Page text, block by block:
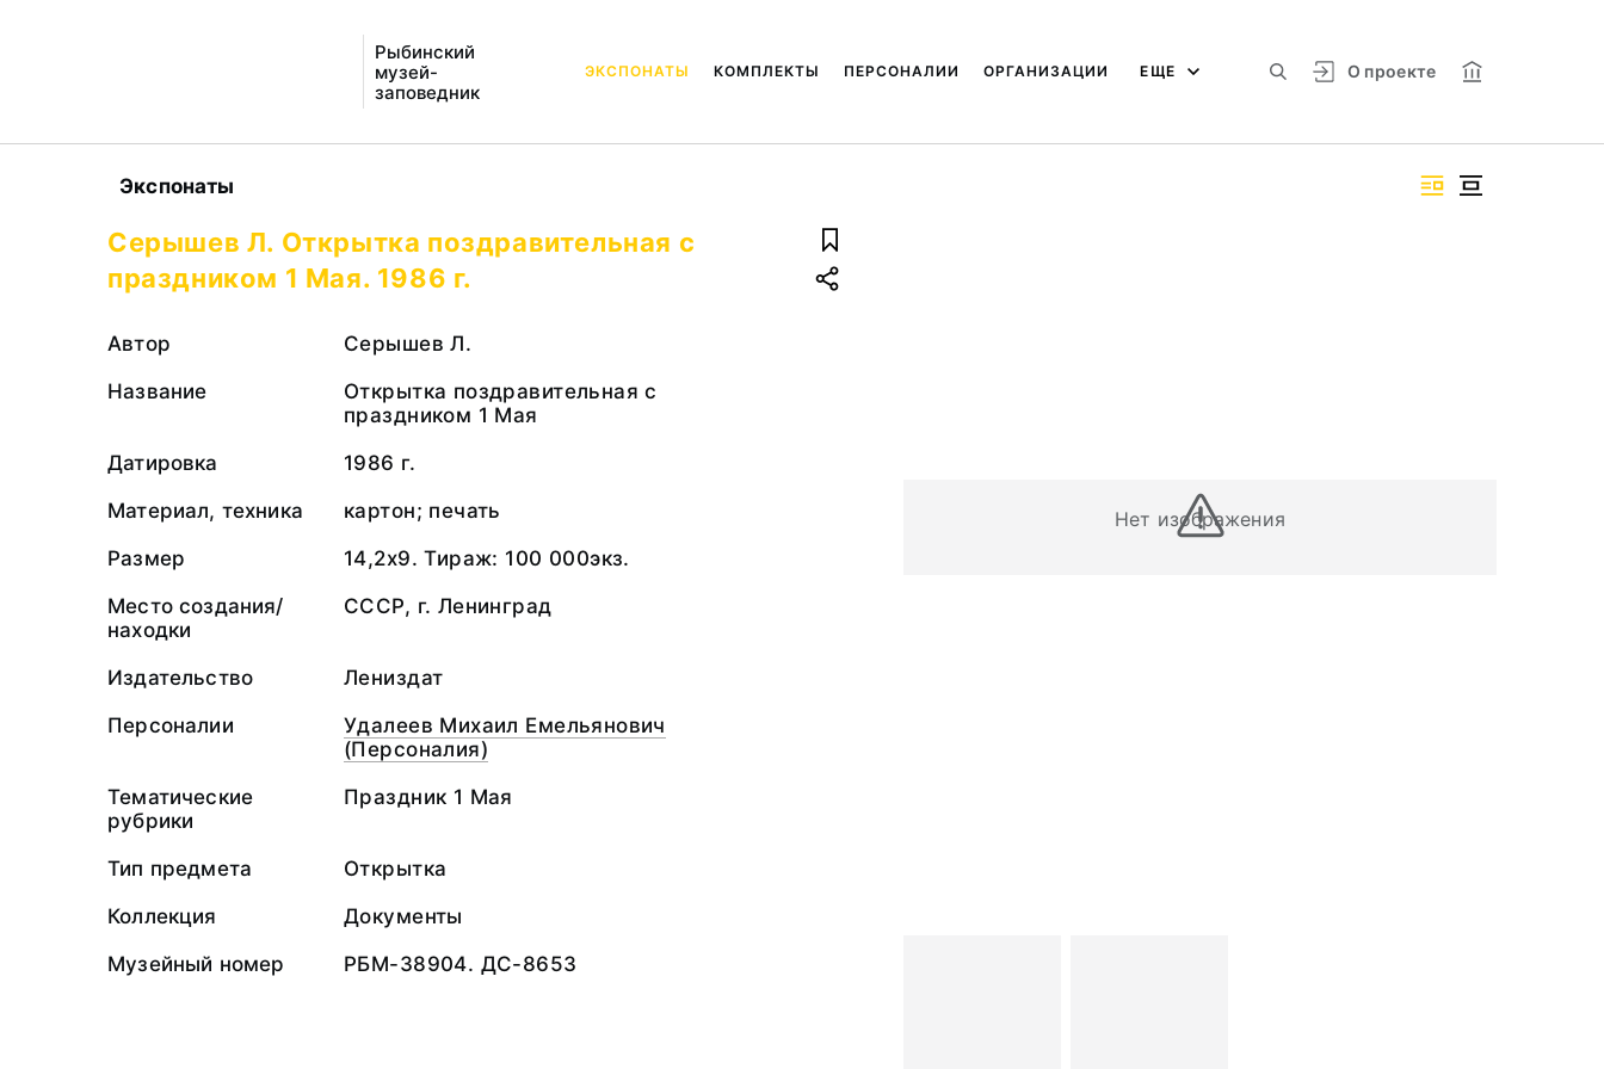
Рыбинский
музей-
заповедник
О проекте
ЭКСПОНАТЫ КОМПЛЕКТЫ ПЕРСОНАЛИИ ОРГАНИЗАЦИИ ЕЩЕ
Экспонаты
Нет изображения
Серышев Л. Открытка поздравительная с
праздником 1 Мая. 1986 г.
Автор
Серышев Л.
Название
Открытка поздравительная с
праздником 1 Мая
Датировка
1986 г.
Материал, техника
картон; печать
Размер
14,2х9. Тираж: 100 000экз.
Место создания/
находки
СССР, г. Ленинград
Издательство
Лениздат
Персоналии
Удалеев Михаил Емельянович
(Персоналия)
Тематические
рубрики
Праздник 1 Мая
Тип предмета
Открытка
Коллекция
Документы
Музейный номер
РБМ-38904. ДС-8653